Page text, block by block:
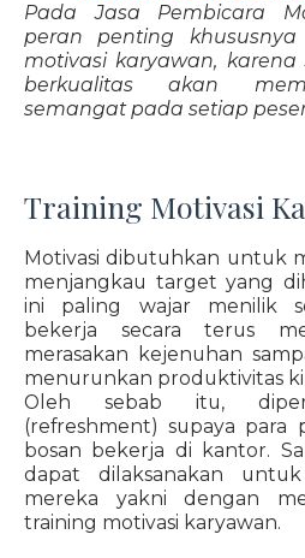
Pada Jasa Pembicara
peran penting
motivasi karyawan,
berkualitas akan
semangat pada setiap
Training Motivasi
Motivasi dibutuhkan untuk
menjangkau target yang
ini paling wajar menilik
bekerja secara terus
merasakan kejenuhan
menurunkan produktivitas
Oleh sebab itu,
(refreshment) supaya para
bosan bekerja di kantor.
dapat dilaksanakan
mereka yakni dengan
training motivasi karyawan.